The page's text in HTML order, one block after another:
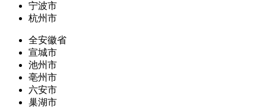
宁波市
杭州市
全安徽省
宣城市
池州市
亳州市
六安市
巢湖市